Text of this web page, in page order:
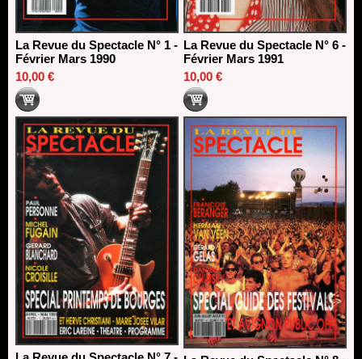
La Revue du Spectacle N° 1 -
Février Mars 1990
10,00 €
La Revue du Spectacle N° 6 -
Février Mars 1991
10,00 €